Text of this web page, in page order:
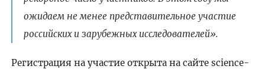
ожидаем не менее представительное участие
российских и зарубежных исследователей».
Регистрация на участие открыта на сайте science-